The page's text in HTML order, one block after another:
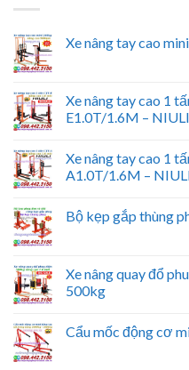
Xe nâng tay cao
Xe nâng tay cao 1
E1.0T/1.6M – NIULI
Xe nâng tay cao 1
A1.0T/1.6M –
Bộ kẹp gắp thùng
Xe nâng quay đổ
500kg
Cẩu mốc động cơ